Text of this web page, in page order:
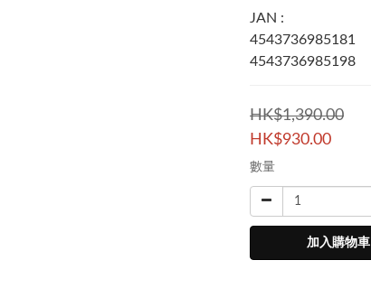
JAN :
4543736985181
4543736985198
HK$1,390.00
HK$930.00
數量
加入購物車